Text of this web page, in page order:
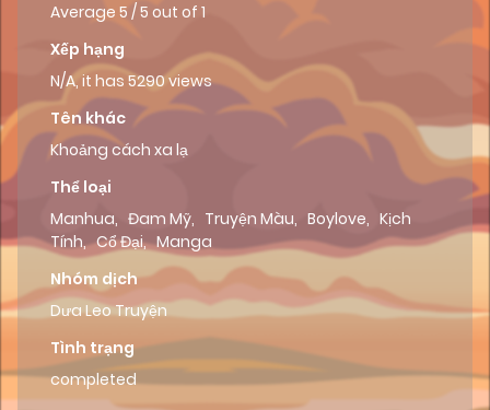
Average 5 /5 out of 1
Xếp hạng
N/A, it has 5290 views
Tên khác
Khoảng cách xa lạ
Thể loại
Manhua, Đam Mỹ, Truyện Màu, Boylove, Kịch
Tính, Cổ Đại, Manga
Nhóm dịch
Dưa Leo Truyện
Tình trạng
completed